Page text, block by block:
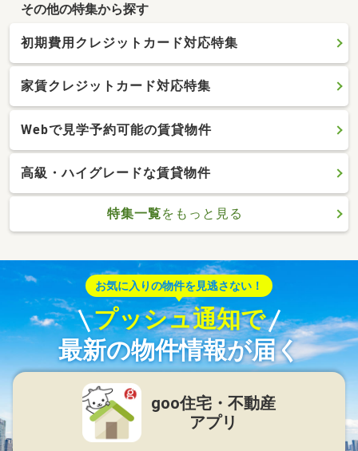
その他の特集から探す
初期費用クレジットカード対応特集
家賃クレジットカード対応特集
Webで見学予約可能の賃貸物件
高級・ハイグレードな賃貸物件
特集一覧をもっと見る
お気に入りの物件を見逃さない！
プッシュ通知で
最新の物件情報が届く
goo住宅・不動産
アプリ